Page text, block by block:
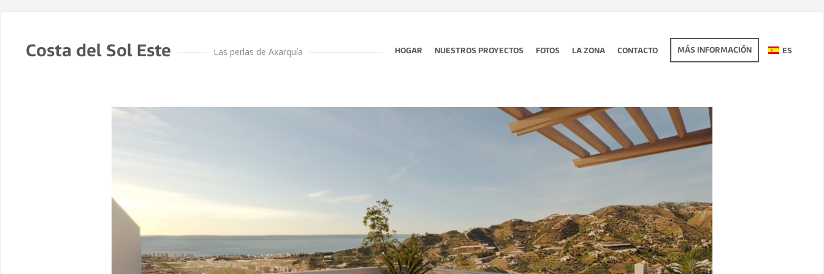
Costa del Sol Este Las perlas de Axarquía HOGAR NUESTROS PROYECTOS FOTOS LA ZONA CONTACTO MÁS INFORMACIÓN ES